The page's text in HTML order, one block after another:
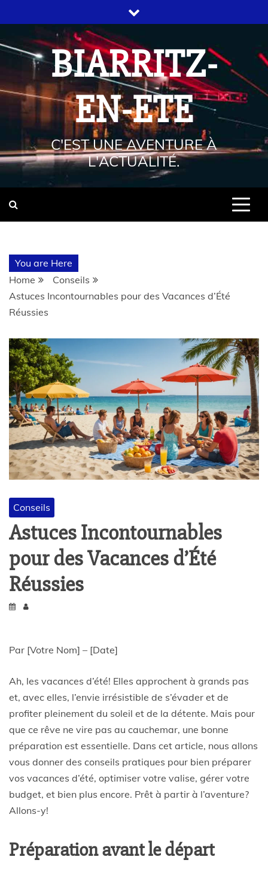
BIARRITZ-
EN-ETE
C'EST UNE AVENTURE À
L'ACTUALITÉ.
You are Here
Home
Conseils
Astuces Incontournables pour des Vacances d’Été
Réussies
Conseils
Astuces Incontournables
pour des Vacances d’Été
Réussies
Par [Votre Nom] – [Date]
Ah, les vacances d’été! Elles approchent à grands pas
et, avec elles, l’envie irrésistible de s’évader et de
profiter pleinement du soleil et de la détente. Mais pour
que ce rêve ne vire pas au cauchemar, une bonne
préparation est essentielle. Dans cet article, nous allons
vous donner des conseils pratiques pour bien préparer
vos vacances d’été, optimiser votre valise, gérer votre
budget, et bien plus encore. Prêt à partir à l’aventure?
Allons-y!
Préparation avant le départ